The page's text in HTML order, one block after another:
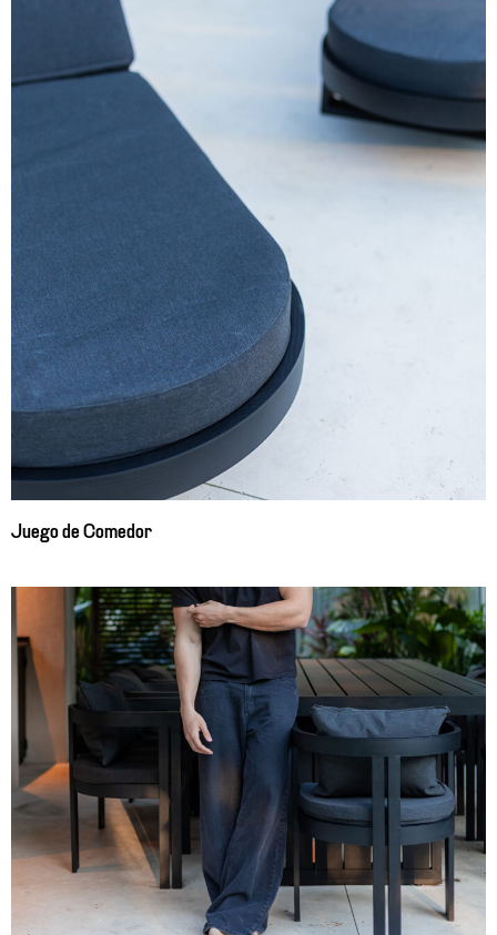
Juego de Comedor